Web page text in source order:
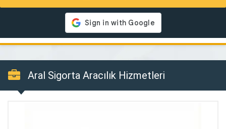
Aral Sigorta Aracılık Hizmetleri